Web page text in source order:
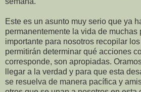
Este es un asunto muy serio que ya
permanentemente la vida de muchas
importante para nosotros recopilar
permitirán determinar qué acciones
corresponde, son apropiadas.
llegar a la verdad y para que esta
se resuelva de manera pacífica y